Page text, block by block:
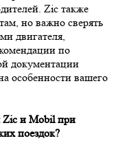
Zic также
но важно сверять
двигателя,
по
документации
особенности вашего
Zic и Mobil при
поездок?